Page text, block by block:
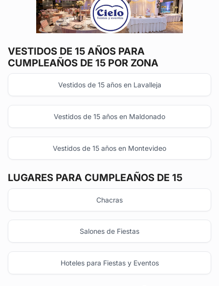
VESTIDOS DE 15 AÑOS PARA
CUMPLEAÑOS DE 15 POR ZONA
Vestidos de 15 años en Lavalleja
Vestidos de 15 años en Maldonado
Vestidos de 15 años en Montevideo
LUGARES PARA CUMPLEAÑOS DE 15
Chacras
Salones de Fiestas
Hoteles para Fiestas y Eventos